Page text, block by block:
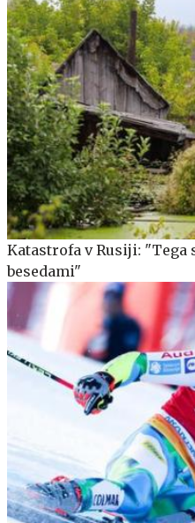
Katastrofa v Rusiji: "Tega
besedami"